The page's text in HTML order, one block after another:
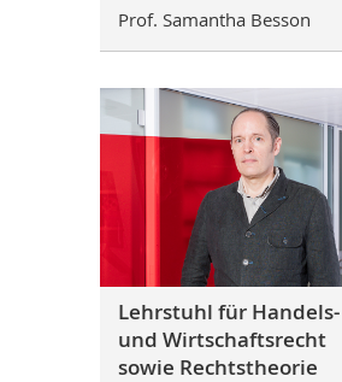
Prof. Samantha Besson
Lehrstuhl für Handels-
und Wirtschaftsrecht
sowie Rechtstheorie